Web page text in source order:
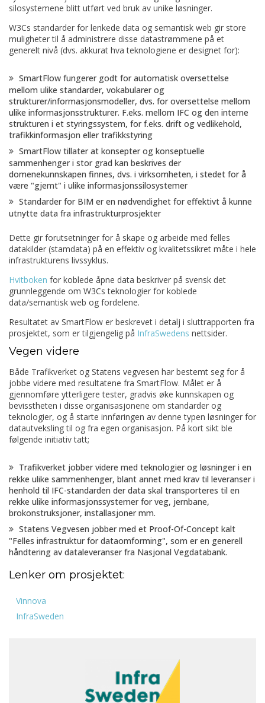
silosystemene blitt utført ved bruk av unike løsninger.
W3Cs standarder for lenkede data og semantisk web gir store
muligheter til å administrere disse datastrømmene på et
generelt nivå (dvs. akkurat hva teknologiene er designet for):
SmartFlow fungerer godt for automatisk oversettelse
mellom ulike standarder, vokabularer og
strukturer/informasjonsmodeller, dvs. for oversettelse mellom
ulike informasjonsstrukturer. F.eks. mellom IFC og den interne
strukturen i et styringssystem, for f.eks. drift og vedlikehold,
trafikkinformasjon eller trafikkstyring
SmartFlow tillater at konsepter og konseptuelle
sammenhenger i stor grad kan beskrives der
domenekunnskapen finnes, dvs. i virksomheten, i stedet for å
være "gjemt" i ulike informasjonssilosystemer
Standarder for BIM er en nødvendighet for effektivt å kunne
utnytte data fra infrastrukturprosjekter
Dette gir forutsetninger for å skape og arbeide med felles
datakilder (stamdata) på en effektiv og kvalitetssikret måte i hele
infrastrukturens livssyklus.
Hvitboken for koblede åpne data beskriver på svensk det
grunnleggende om W3Cs teknologier for koblede
data/semantisk web og fordelene.
Resultatet av SmartFlow er beskrevet i detalj i sluttrapporten fra
prosjektet, som er tilgjengelig på InfraSwedens nettsider.
Vegen videre
Både Trafikverket og Statens vegvesen har bestemt seg for å
jobbe videre med resultatene fra SmartFlow. Målet er å
gjennomføre ytterligere tester, gradvis øke kunnskapen og
bevisstheten i disse organisasjonene om standarder og
teknologier, og å starte innføringen av denne typen løsninger for
datautveksling til og fra egen organisasjon. På kort sikt ble
følgende initiativ tatt;
Trafikverket jobber videre med teknologier og løsninger i en
rekke ulike sammenhenger, blant annet med krav til leveranser i
henhold til IFC-standarden der data skal transporteres til en
rekke ulike informasjonssystemer for veg, jernbane,
brokonstruksjoner, installasjoner mm.
Statens Vegvesen jobber med et Proof-Of-Concept kalt
"Felles infrastruktur for dataomforming", som er en generell
håndtering av dataleveranser fra Nasjonal Vegdatabank.
Lenker om prosjektet:
Vinnova
InfraSweden